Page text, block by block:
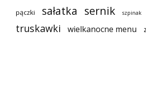
pączki sałatka sernik szpinak
truskawki wielkanocne menu